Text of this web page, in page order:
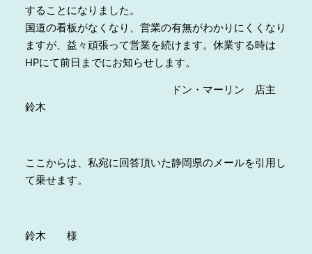
することになりました。
国道の看板がなくなり、営業の有無がわかりにくくなり
ますが、益々頑張って営業を続けます。休業する時は
HPにて前日までにお知らせします。
ドン・マーリン 店主
鈴木
ここからは、私宛に回答頂いた静岡県のメールを引用し
て乗せます。
鈴木 様